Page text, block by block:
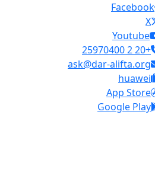
Facebook
X
Youtube
+20 2 25970400
ask@dar-alifta.org
huawei
App Store
Google Play